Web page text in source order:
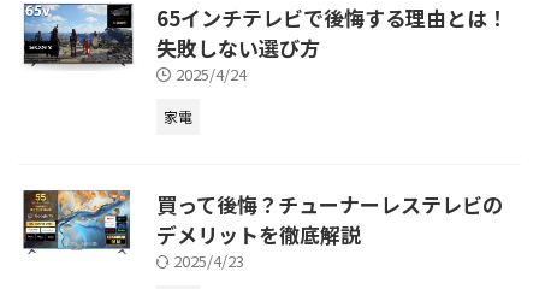
65インチテレビで後悔する理由とは！
失敗しない選び方
2025/4/24
家電
買って後悔？チューナーレステレビの
デメリットを徹底解説
2025/4/23